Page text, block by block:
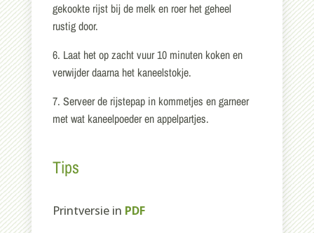
gekookte rijst bij de melk en roer het geheel
rustig door.
6. Laat het op zacht vuur 10 minuten koken en
verwijder daarna het kaneelstokje.
7. Serveer de rijstepap in kommetjes en garneer
met wat kaneelpoeder en appelpartjes.
Tips
Printversie in PDF